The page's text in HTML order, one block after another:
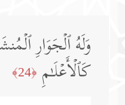
وَلَهُ ٱلۡجَوَارِ
كَٱلۡأَعۡلَـٰمِ ﴿24﴾